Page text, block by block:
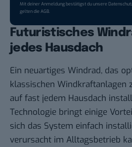
Mit deiner Anmeldung bestätigst du unsere
gelten dieAGB.
Futuristisches
jedes Hausdach
Ein neuartiges Windrad, das
klassischen Windkraftanlagen
auf fast jedem Hausdach
Technologie bringt einige
sich das System einfach
verursacht im Alltagsbetrieb